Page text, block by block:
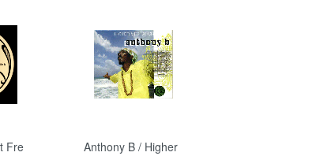
Fre
Anthony B / Higher